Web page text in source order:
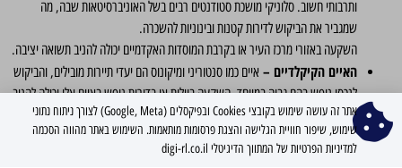
ותרבותי חשוב. סלוניקי מושכת סטודנטים רבים בשל האוניברסיטאות שבה, מה
שמגביר את הביקוש לדירות קטנות ובינוניות להשכרה.
השקעה באזורי מרכז העיר או בקרבת המוסדות האקדמיים יכולה להניב תשואה יציבה.
האיים הקיקלדיים – איים כמו סנטוריני ומיקונוס הם יעדי תיירות מובילים, והביקוש
לנכסי נופש בהם גבוה במיוחד. השקעה בוילות או בדירות נופש באיים אלו יכולה להניב
תשואה גבוהה במיוחד בעונת התיירות, עם תשואות הנעות בין 8% ל-12% בשנה.
כרתים –האי הגדול ביותר ביוון מציע שילוב של ערים תוססות כמו הרקליון וחאניה,
לצד כפרים ציוריים וחופים מרהיבים. השקעה בנכסים בכרתים מתאימה הן להשכרה
אתר זה עושה שימוש בקובצי Cookies ובפיקסלים (Google, Meta) לצורך ניתוח נתוני
שימוש, שיפור חוויית הגלישה והצגת פרסומות מותאמות. השימוש באתר מהווה הסכמה
למדיניות הפרטיות של המתווך הדיגיטלי digi-rl.co.il